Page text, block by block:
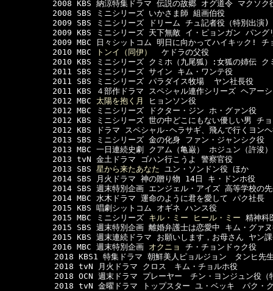
2008 KBS 納涼特集ドラマ 伝説の故郷 オグ道令 マクソク
2008 SBS ミニシリーズ いかさま師 組画伯役
2009 SBS ミニシリーズ ドリーム チュ記者役（特別出演)
2009 KBS ミニシリーズ 天下無敵 イ・ピョンガン パング
2009 MBC 日々シットコム 明日に向かってハイキック! チョ
2010 MBC
トンイ（同伊）
  ケドラの父役
2010 KBS ミニシリーズ クミホ（九尾狐）:女狐の姉伝 クミ
2011 SBS ミニシリーズ サイン キム・ワンテ役
2011 SBS ミニシリーズ パラダイス牧場  ヤン社長役
2011 KBS ４部作ドラマ スペシャル連作シリーズ ヘアーシ
2012 MBC 太陽を抱く月
ヒョンソン役
2012 MBC ミニシリーズ ドクター・ジン ホ・グァン役
2012 KBS ミニシリーズ 世の中どこにもない優しい男 チョ
2012 KBS ドラマ スペシャル-ヘラサギ、飛んで行くヨンヘ
2013 SBS ミニシリーズ 金の化身 ファン・ジャンシク役
2013 MBC 一日連続史劇 クアム（亀巌） ホジュン（許浚）
2013 tvN 金土ドラマ ゴハン行こうよ 警察官役
2013 SBS 星から来たあなた ユン・ソンドン役 ほか
2014 SBS 月火ドラマ 神の贈り物 14日 キ・ドンホ役
2014 SBS 週末特別企画 エンジェル・アイズ 高等学校の先
2014 MBC 水木ドラマ 運命のように君を愛して パク社長
2015 KBS 唱劇シットコム オギネ ハンス役
2015 MBC ミニシリーズ キル・ミー ヒール・ミー 精神科
2015 SBS 週末特別企画 離婚弁護士は恋愛中 キム・グァヌ
2015 KBS 週末連続ドラマ お願いします，お母さん ヤン課
2016 MBC 週末特別企画 オクニョ
チ・チョンドゥク役
　　　　　2018 KBS1 特集ドラマ 朝鮮美人ピョルジョン　タンヒ先
  　　　　　2018 tvN 月火ドラマ クロス　キム・チョルホ役
　　　　　2018 OCN 週末ドラマ プレーヤー　チン・ヨンジュン役（
　　　　　2018 tvN 金曜ドラマ トップスター ユ・ベッキ　パク・